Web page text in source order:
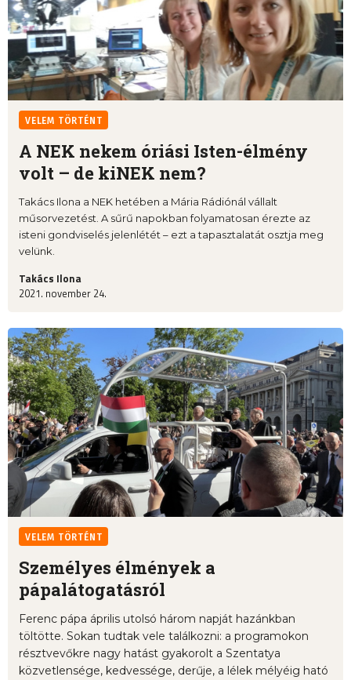
VELEM TÖRTÉNT
A NEK nekem óriási Isten-élmény
volt – de kiNEK nem?
Takács Ilona a NEK hetében a Mária Rádiónál vállalt
műsorvezetést. A sűrű napokban folyamatosan érezte az
isteni gondviselés jelenlétét – ezt a tapasztalatát osztja meg
velünk.
Takács Ilona
2021. november 24.
VELEM TÖRTÉNT
Személyes élmények a
pápalátogatásról
Ferenc pápa április utolsó három napját hazánkban
töltötte. Sokan tudtak vele találkozni: a programokon
résztvevőkre nagy hatást gyakorolt a Szentatya
közvetlensége, kedvessége, derűje, a lélek mélyéig ható